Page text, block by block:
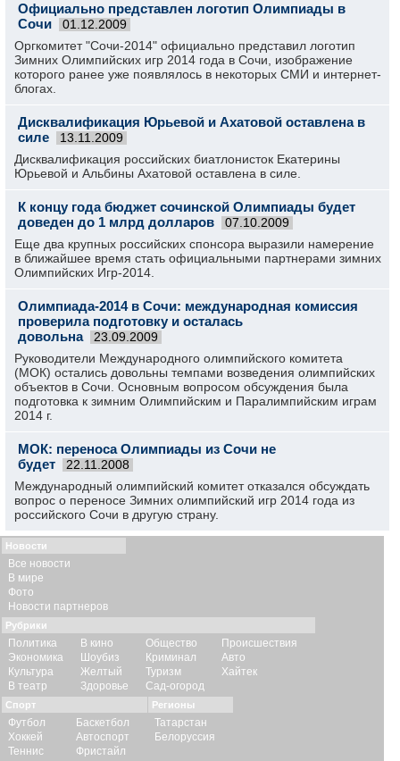
Официально представлен логотип Олимпиады в
Сочи
01.12.2009
Оргкомитет "Сочи-2014" официально представил логотип
Зимних Олимпийских игр 2014 года в Сочи, изображение
которого ранее уже появлялось в некоторых СМИ и интернет-
блогах.
Дисквалификация Юрьевой и Ахатовой оставлена в
силе
13.11.2009
Дисквалификация российских биатлонисток Екатерины
Юрьевой и Альбины Ахатовой оставлена в силе.
К концу года бюджет сочинской Олимпиады будет
доведен до 1 млрд долларов
07.10.2009
Еще два крупных российских спонсора выразили намерение
в ближайшее время стать официальными партнерами зимних
Олимпийских Игр-2014.
Олимпиада-2014 в Сочи: международная комиссия
проверила подготовку и осталась
довольна
23.09.2009
Руководители Международного олимпийского комитета
(МОК) остались довольны темпами возведения олимпийских
объектов в Сочи. Основным вопросом обсуждения была
подготовка к зимним Олимпийским и Паралимпийским играм
2014 г.
МОК: переноса Олимпиады из Сочи не
будет
22.11.2008
Международный олимпийский комитет отказался обсуждать
вопрос о переносе Зимних олимпийский игр 2014 года из
российского Сочи в другую страну.
Новости
Все новости
В мире
Фото
Новости партнеров
Рубрики
Политика
Экономика
Культура
В театр
В кино
Шоубиз
Желтый
Здоровье
Общество
Криминал
Туризм
Сад-огород
Происшествия
Авто
Хайтек
Спорт
Футбол
Хоккей
Теннис
Баскетбол
Автоспорт
Фристайл
Регионы
Татарстан
Белоруссия